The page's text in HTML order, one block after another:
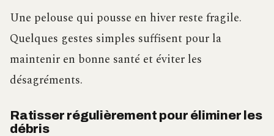
Une pelouse qui pousse en hiver reste fragile.
Quelques gestes simples suffisent pour la
maintenir en bonne santé et éviter les
désagréments.
Ratisser régulièrement pour éliminer les
débris